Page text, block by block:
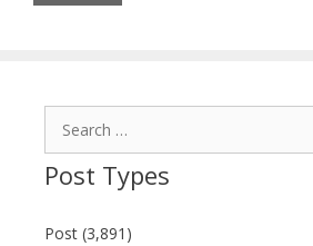
Post Types
Post (3,891)